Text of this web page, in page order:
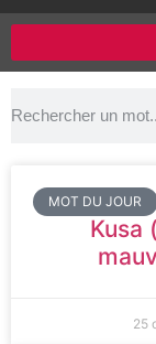
MOT DU JOUR
Kusa
25